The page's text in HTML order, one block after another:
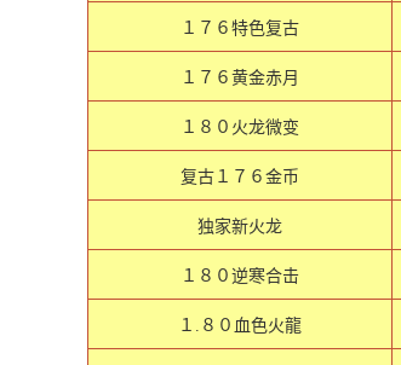
１７６特色复古
１７６黄金赤月
１８０火龙微变
复古１７６金币
独家新火龙
１８０逆寒合击
１.８０血色火龍